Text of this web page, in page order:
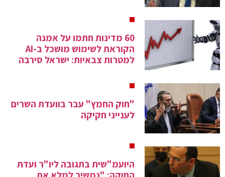
60 מדינות חתמו על אמנה
הקוראת לשימוש מושכל ב-AI
למטרות צבאיות: ישראל סירבה
"חוק החמץ" עבר בוועדת השרים
לענייני חקיקה
היועמ"שית בתגובה ליו"ר ועדת